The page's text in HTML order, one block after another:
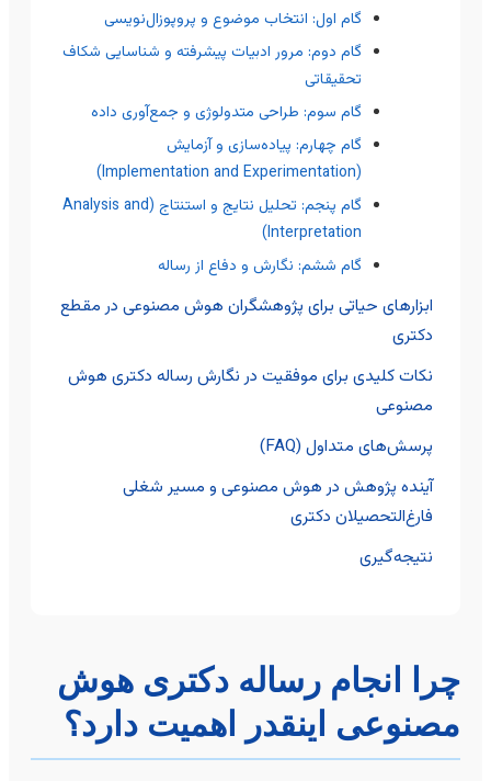
گام اول: انتخاب موضوع و پروپوزال‌نویسی
گام دوم: مرور ادبیات پیشرفته و شناسایی شکاف
تحقیقاتی
گام سوم: طراحی متدولوژی و جمع‌آوری داده
گام چهارم: پیاده‌سازی و آزمایش
گام پنجم: تحلیل نتایج و استنتاج (Analysis and
Interpretation)
گام ششم: نگارش و دفاع از رساله
ابزارهای حیاتی برای پژوهشگران هوش مصنوعی در مقطع
دکتری
نکات کلیدی برای موفقیت در نگارش رساله دکتری هوش
مصنوعی
پرسش‌های متداول (FAQ)
آینده پژوهش در هوش مصنوعی و مسیر شغلی
فارغ‌التحصیلان دکتری
نتیجه‌گیری
انجام رساله دکتری هوش
اینقدر اهمیت دارد؟